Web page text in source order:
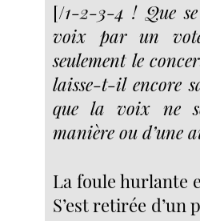
[/1-2-3-4 ! Que
voix par un
seulement le
laisse-t-il encore
que la voix ne
manière ou d’une
La foule hurlante
S’est retirée